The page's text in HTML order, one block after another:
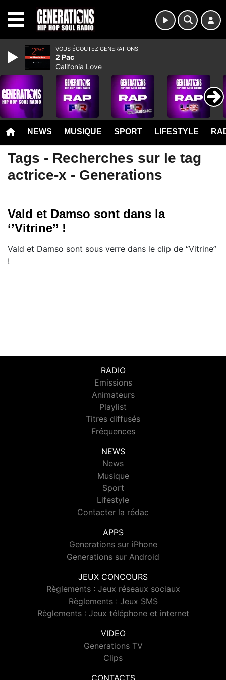
NEWS MUSIQUE SPORT LIFESTYLE
Tags - Recherches sur le tag
actrice-x - Generations
Vald et Damso sont dans la
‘’Vitrine’’ !
​Vald et Damso sont sous verre dans le clip de ‘’Vitrine’’
!
RADIO
Emissions
Animateurs
Playlist
Titres diffusés
Fréquences
NEWS
News
Musique
Sport
Lifestyle
Contacter la rédac
APPS
Generations sur iPhone
Generations sur Android
JEUX CONCOURS
Règlements : Jeux réseaux sociaux
Règlements : Jeux SMS
Règlements : Jeux téléphone et internet
VIDEO
Generations TV
Clips
VOUS ÉCOUTEZ GENERATIONS
2 Pac
Califonia Love